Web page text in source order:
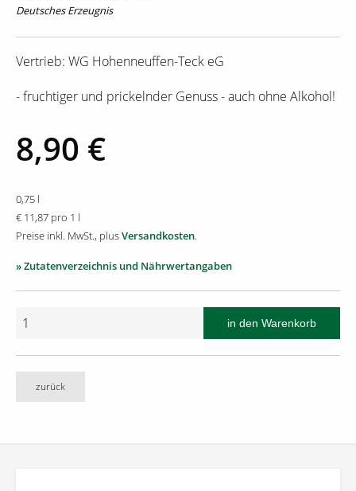
Deutsches Erzeugnis
Vertrieb: WG Hohenneuffen-Teck eG
- fruchtiger und prickelnder Genuss - auch ohne Alkohol!
8,90 €
0,75 l
€ 11,87 pro 1 l
Preise inkl. MwSt., plusVersandkosten.
» Zutatenverzeichnis und Nährwertangaben
zurück